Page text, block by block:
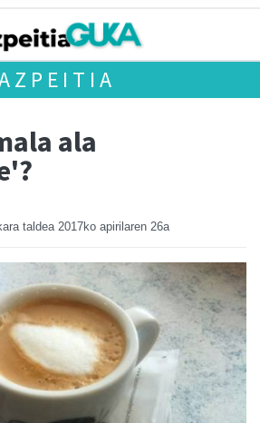
ala
taldea 2017ko apirilaren 26a